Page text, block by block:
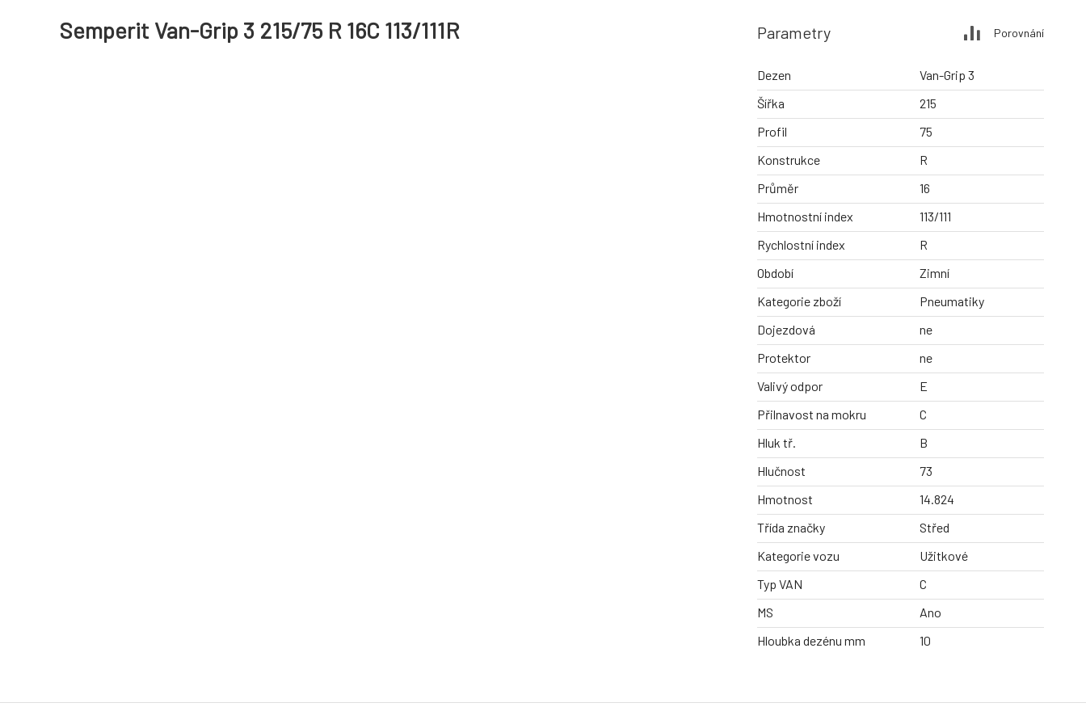
Semperit Van-Grip 3 215/75 R 16C 113/111R Parametry Porovnání
Dezen
Van-Grip 3
Šířka
215
Profil
75
Konstrukce
R
Průměr
16
Hmotnostní index
113/111
Rychlostní index
R
Období
Zimní
Kategorie zboží
Pneumatiky
Dojezdová
ne
Protektor
ne
Valivý odpor
E
Přilnavost na mokru
C
Hluk tř.
B
Hlučnost
73
Hmotnost
14.824
Třída značky
Střed
Kategorie vozu
Užitkové
Typ VAN
C
MS
Ano
Hloubka dezénu mm
10